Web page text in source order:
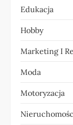
p
i
s
u
Edukacja
Hobby
Marketing I
Moda
Motoryzacja